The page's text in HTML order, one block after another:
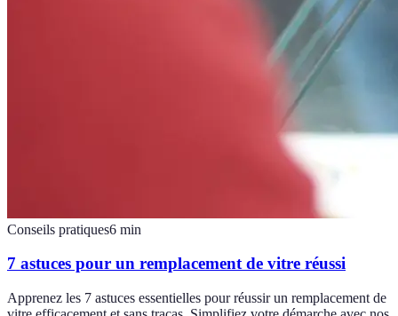
Conseils pratiques6 min
7 astuces pour un remplacement de vitre réussi
Apprenez les 7 astuces essentielles pour réussir un remplacement de